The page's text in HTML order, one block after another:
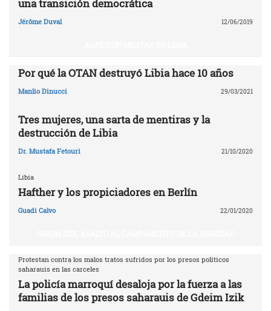
una transición democrática
Jérôme Duval 12/06/2019
Por qué la OTAN destruyó Libia ‎hace 10 años‎
Manlio Dinucci 29/03/2021
Tres mujeres, una sarta de mentiras y la
destrucción de Libia
Dr. Mustafa Fetouri 21/10/2020
Libia
Hafther y los propiciadores en Berlín
Guadi Calvo 22/01/2020
Protestan contra los malos tratos sufridos por los presos políticos
saharauis en las carceles
La policía marroquí desaloja por la fuerza a las
familias de los presos saharauis de Gdeim Izik